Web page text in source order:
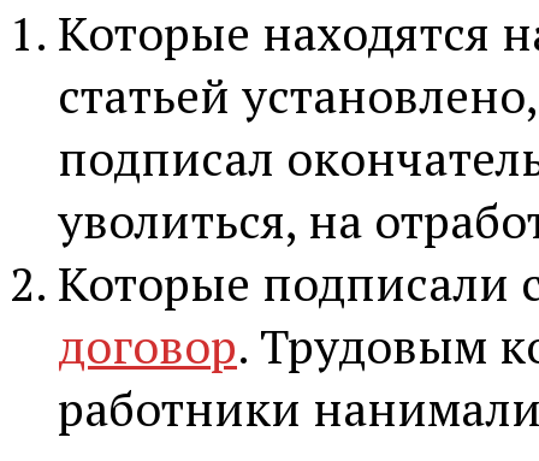
Которые находятся
статьей
подписал
уволиться, на
Которые подписали
договор. Трудовым
работники